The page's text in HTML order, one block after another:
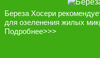
Береза Хосери
для озеленения жилых
Подробнее>>>